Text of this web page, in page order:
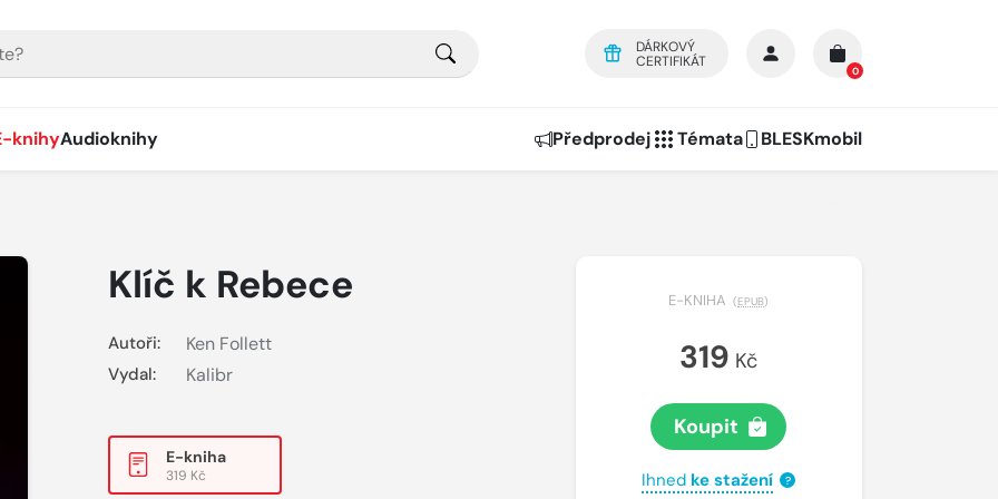
DÁRKOVÝ
CERTIFIKÁT
0
knihyAudioknihy Předprodej Témata BLESKmobil
Klíč k Rebece
Autoři: Ken Follett
Vydal: Kalibr
E-kniha
319 Kč
E-KNIHA (EPUB)
319 Kč
Koupit
Ihned ke stažení ?